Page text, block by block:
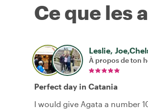
Ce que les
Leslie,
À propos de ton
Perfect day in Catania
I would give Agata a number